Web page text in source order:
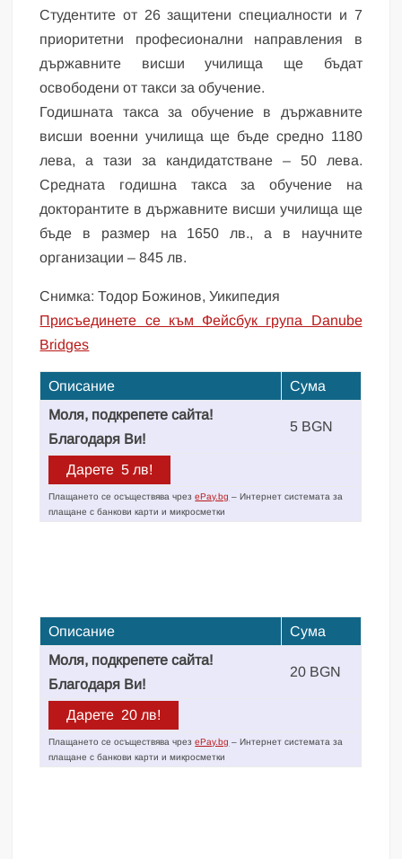
Студентите от 26 защитени специалности и 7
приоритетни професионални направления в
държавните висши училища ще бъдат
освободени от такси за обучение.
Годишната такса за обучение в държавните
висши военни училища ще бъде средно 1180
лева, а тази за кандидатстване – 50 лева.
Средната годишна такса за обучение на
докторантите в държавните висши училища ще
бъде в размер на 1650 лв., а в научните
организации – 845 лв.
Снимка: Тодор Божинов, Уикипедия
Присъединете се към Фейсбук група Danube
Bridges
Описание
Сума
Моля, подкрепете сайта!
Благодаря Ви!
5 BGN
Плащането се осъществява чрезePay.bg – Интернет системата за
плащане с банкови карти и микросметки
Описание
Сума
Моля, подкрепете сайта!
Благодаря Ви!
20 BGN
Плащането се осъществява чрезePay.bg – Интернет системата за
плащане с банкови карти и микросметки